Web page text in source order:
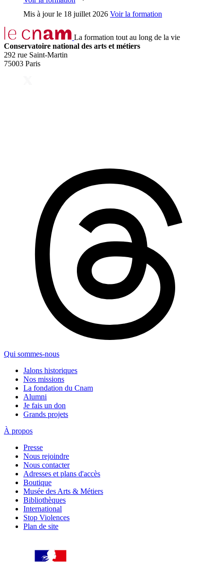
Mis à jour le 18 juillet 2026 Voir la formation
La formation tout au long de la vie
Conservatoire national des arts et métiers
292 rue Saint-Martin
75003 Paris
Qui sommes-nous
Jalons historiques
Nos missions
La fondation du Cnam
Alumni
Je fais un don
Grands projets
À propos
Presse
Nous rejoindre
Nous contacter
Adresses et plans d'accès
Boutique
Musée des Arts & Métiers
Bibliothèques
International
Stop Violences
Plan de site